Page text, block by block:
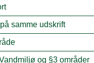
samme udskrift
og §3 områder